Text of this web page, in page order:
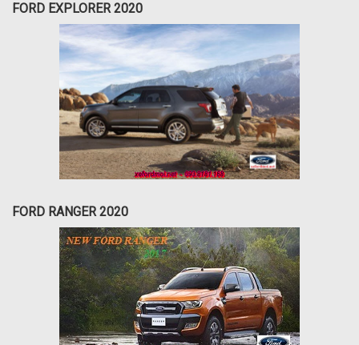
FORD EXPLORER 2020
FORD RANGER 2020